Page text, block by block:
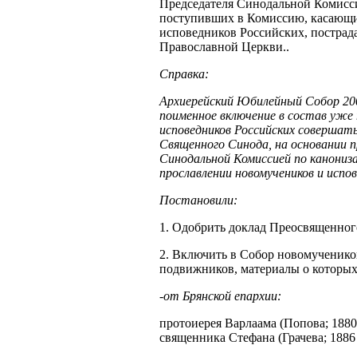
Председателя Синодальной
поступивших в Комиссию,
исповедников Российских,
Православной Церкви..
Справка:
Архиерейский Юбилейный Собор
поименное включение в состав уже
исповедников Российских
Священного Синода, на основании
Синодальной Комиссией по
прославлении новомучеников и
Постановили:
1. Одобрить доклад
2. Включить в Собор
подвижников, материалы о
-от Брянской епархии:
протоиерея Варлаама (Попова;
священника Стефана (Грачева;